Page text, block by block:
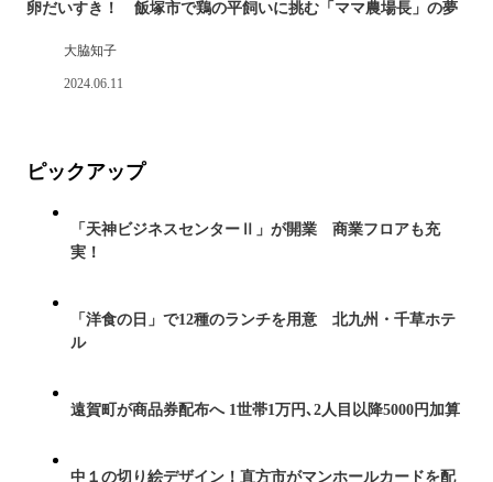
卵だいすき！ 飯塚市で鶏の平飼いに挑む「ママ農場長」の夢
大脇知子
2024.06.11
ピックアップ
「天神ビジネスセンターⅡ」が開業 商業フロアも充
実！
「洋食の日」で12種のランチを用意 北九州・千草ホテ
ル
遠賀町が商品券配布へ 1世帯1万円､2人目以降5000円加算
中１の切り絵デザイン！直方市がマンホールカードを配